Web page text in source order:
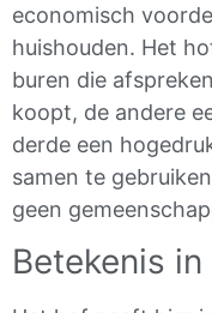
economisch
huishouden. Het
buren die
koopt, de andere
derde een
samen te
geen
Betekenis